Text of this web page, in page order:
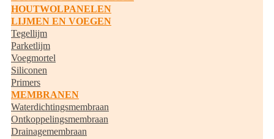
HOUTWOLPANELEN
LIJMEN EN VOEGEN
Tegellijm
Parketlijm
Voegmortel
Siliconen
Primers
MEMBRANEN
Waterdichtingsmembraan
Ontkoppelingsmembraan
Drainagemembraan